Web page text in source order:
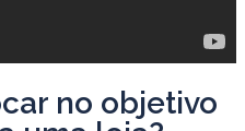
no objetivo